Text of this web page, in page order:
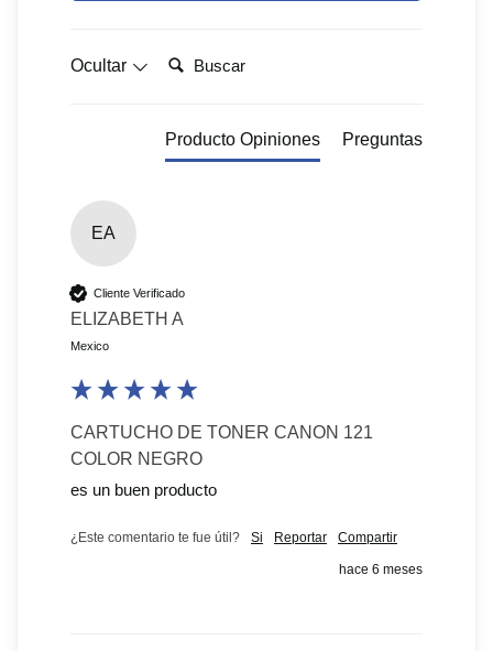
Ocultar Buscar:
Producto Opiniones Preguntas
EA
Cliente Verificado
ELIZABETH A
Mexico
CARTUCHO DE TONER CANON 121
COLOR NEGRO
es un buen producto
¿Este comentario te fue útil? Si Reportar Compartir
hace 6 meses